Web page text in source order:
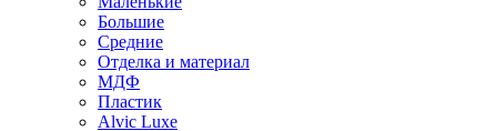
Большие
Средние
Отделка и материал
МДФ
Пластик
Alvic Luxe